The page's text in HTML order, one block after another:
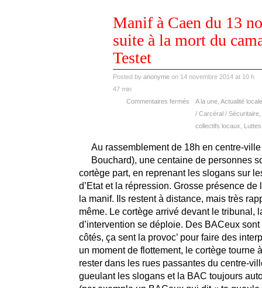
Manif à Caen du 13
suite à la mort du
Testet
Posted by anonymeon 14 novembre 2014 at 10 h
47 min
A la une, Actualité locale
/ Carcéral / Sécuritaire,
collectifs locaux
Commentaires fermés
Au rassemblement de 18h en centre-
Bouchard), une centaine de personnes
cortège part, en reprenant les slogans sur
d’Etat et la répression. Grosse présence de
la manif. Ils restent à distance, mais très
même. Le cortège arrivé devant le tribunal,
d’intervention se déploie. Des BACeux
côtés, ça sent la provoc’ pour faire des
un moment de flottement, le cortège tourne
rester dans les rues passantes du centre-
gueulant les slogans et la BAC toujours